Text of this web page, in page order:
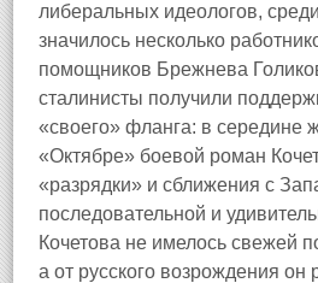
либеральных идеологов,
значилось несколько
помощников Брежнева
сталинисты получили
«своего» фланга: в середине
«Октябре» боевой роман
«разрядки» и сближения с
последовательной и
Кочетова не имелось свежей
а от русского возрождения он